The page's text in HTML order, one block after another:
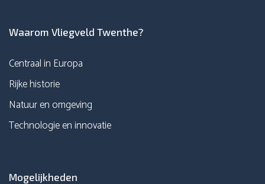
Waarom Vliegveld Twenthe?
Centraal in Europa
Rijke historie
Natuur en omgeving
Technologie en innovatie
Mogelijkheden